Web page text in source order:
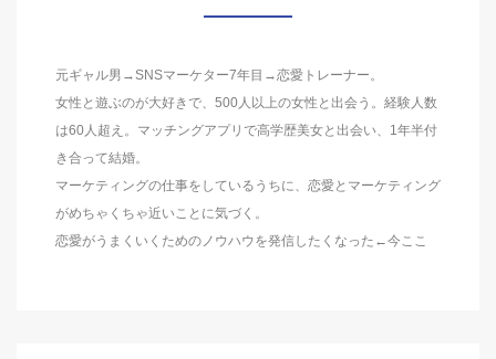
元ギャル男→SNSマーケター7年目→恋愛トレーナー。
女性と遊ぶのが大好きで、500人以上の女性と出会う。経験人数
は60人超え。マッチングアプリで高学歴美女と出会い、1年半付
き合って結婚。
マーケティングの仕事をしているうちに、恋愛とマーケティング
がめちゃくちゃ近いことに気づく。
恋愛がうまくいくためのノウハウを発信したくなった←今ここ